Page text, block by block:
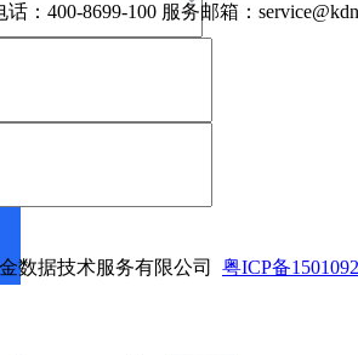
话： 400-8699-100 服务邮箱：
数据技术服务有限公司 粤ICP备